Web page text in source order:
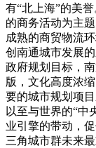
有“北上海”的美
的商务活动为主
成熟的商贸物流
创南通城市发展
政府规划目标，
版，文化高度浓
要的城市规划项
以至与世界的“中
业引擎的带动，
三角城市群未来